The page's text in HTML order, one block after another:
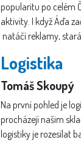
popularitu po celém
aktivity. I když Áďa
natáčí reklamy,
Logistika
Tomáš Skoupý
Na první pohled je
procházejí našim
logistiky je rozesílat